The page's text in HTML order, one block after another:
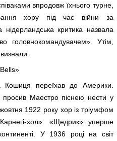
впродовж їхнього турне,
хору під час війни за
нідерландська критика назвала
головнокомандувачем». Утім,
переїхав до Америки.
Маестро піснею нести у
1922 року хор із тріумфом
хол»: «Щедрик» уперше
У 1936 році на світ